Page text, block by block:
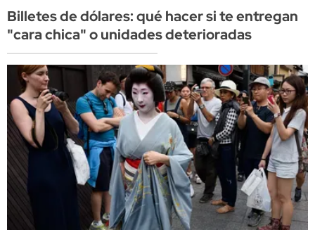
Billetes de dólares: qué hacer si te entregan
"cara chica" o unidades deterioradas